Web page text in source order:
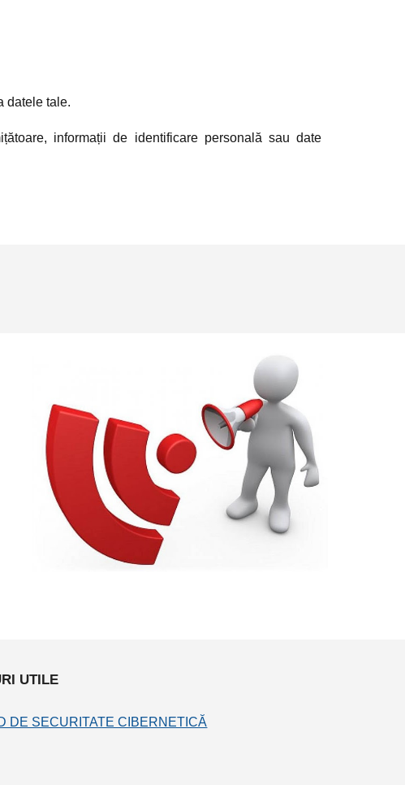
datele tale.
informații de identificare personală sau date
UTILE
DE SECURITATE CIBERNETICĂ